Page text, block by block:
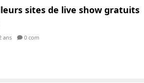
sites de live show gratuits
ans 0 com